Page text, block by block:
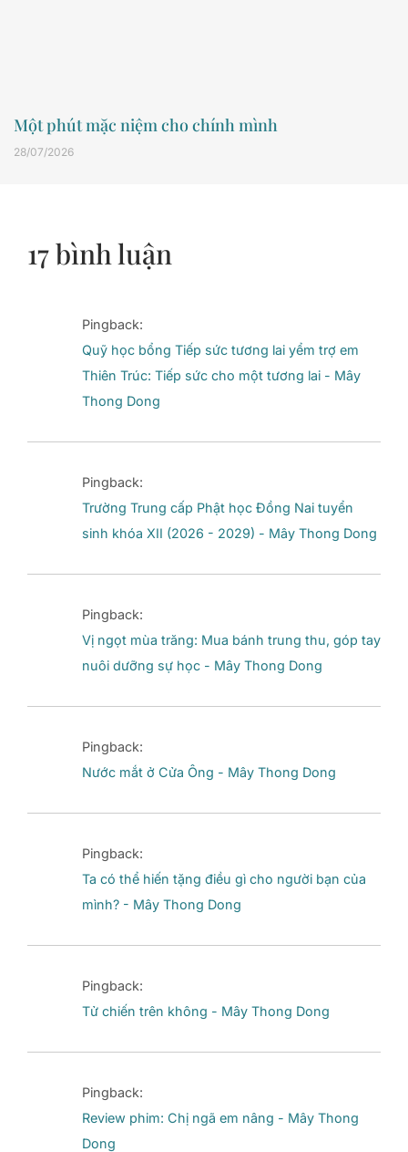
Một phút mặc niệm cho chính mình
28/07/2026
17 bình luận
Pingback:
Quỹ học bổng Tiếp sức tương lai yểm trợ em
Thiên Trúc: Tiếp sức cho một tương lai - Mây
Thong Dong
Pingback:
Trường Trung cấp Phật học Đồng Nai tuyển
sinh khóa XII (2026 - 2029) - Mây Thong Dong
Pingback:
Vị ngọt mùa trăng: Mua bánh trung thu, góp tay
nuôi dưỡng sự học - Mây Thong Dong
Pingback:
Nước mắt ở Cửa Ông - Mây Thong Dong
Pingback:
Ta có thể hiến tặng điều gì cho người bạn của
mình? - Mây Thong Dong
Pingback:
Tử chiến trên không - Mây Thong Dong
Pingback:
Review phim: Chị ngã em nâng - Mây Thong
Dong